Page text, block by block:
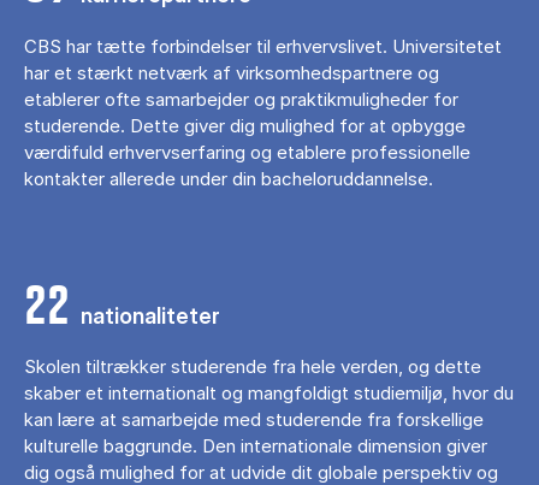
CBS har tætte forbindelser til erhvervslivet. Universitetet
har et stærkt netværk af virksomhedspartnere og
etablerer ofte samarbejder og praktikmuligheder for
studerende. Dette giver dig mulighed for at opbygge
værdifuld erhvervserfaring og etablere professionelle
kontakter allerede under din bacheloruddannelse.
22 nationaliteter
Skolen tiltrækker studerende fra hele verden, og dette
skaber et internationalt og mangfoldigt studiemiljø, hvor du
kan lære at samarbejde med studerende fra forskellige
kulturelle baggrunde. Den internationale dimension giver
dig også mulighed for at udvide dit globale perspektiv og